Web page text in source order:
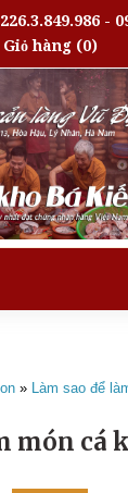
-
Giỏ hàng(0)
» Làm sao để
món cá